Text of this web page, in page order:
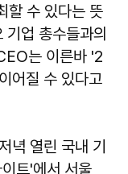
할 수 있다는 뜻
업 총수들과의
는 이른바 '2
어질 수 있다고
녁 열린 국내 기
트'에서 서울